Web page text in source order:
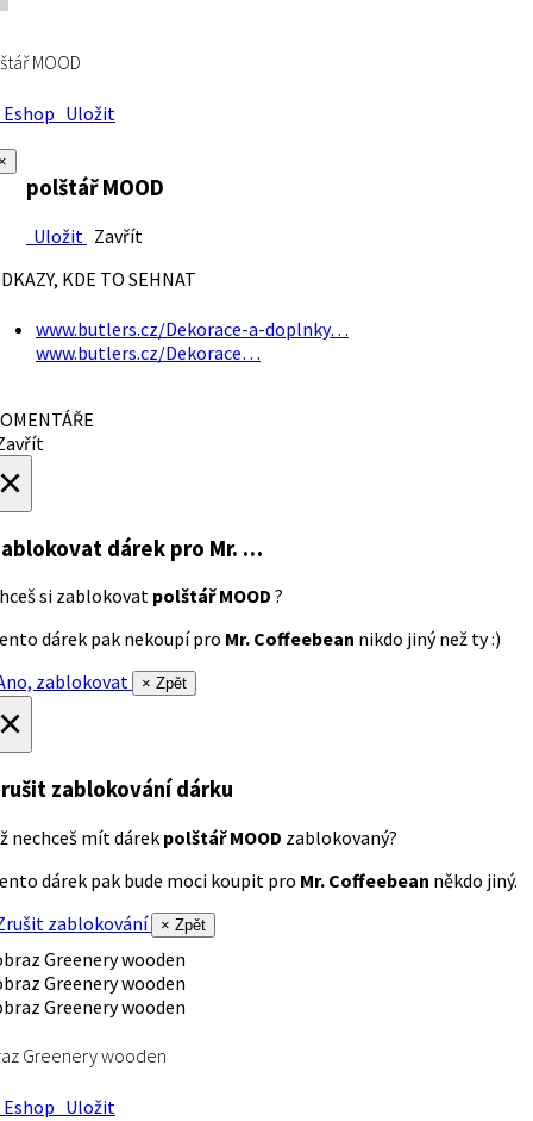
MOOD
Uložit
polštář MOOD
Uložit Zavřít
KDE TO SEHNAT
www.butlers.cz/Dekorace-a-doplnky…
www.butlers.cz/Dekorace…
dárek pro Mr. …
si zablokovat polštář MOOD ?
dárek pak nekoupí pro Mr. Coffeebean nikdo jiný než ty :)
zablokovat
× Zpět
zablokování dárku
nechceš mít dárek polštář MOOD zablokovaný?
dárek pak bude moci koupit pro Mr. Coffeebean někdo jiný.
zablokování
× Zpět
Greenery wooden
Uložit